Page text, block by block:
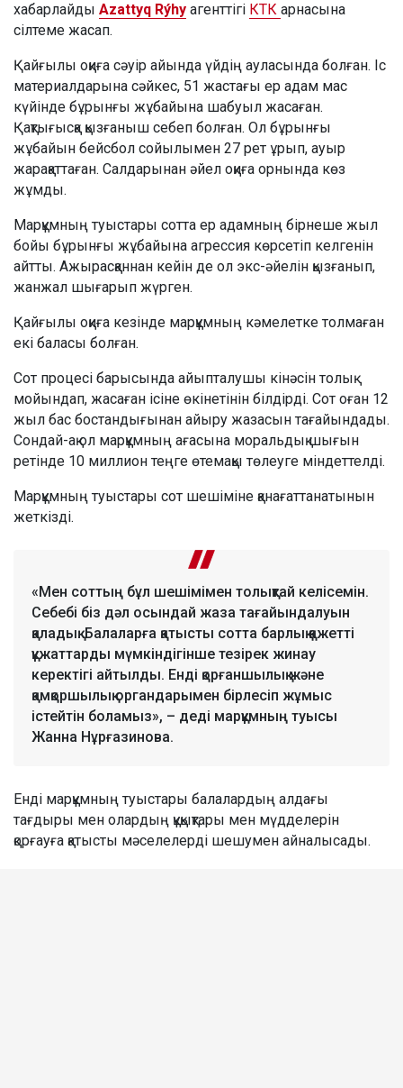
хабарлайды Azattyq Rýhy агенттігі КТК арнасына
сілтеме жасап.
Қайғылы оқиға сәуір айында үйдің ауласында болған. Іс
материалдарына сәйкес, 51 жастағы ер адам мас
күйінде бұрынғы жұбайына шабуыл жасаған.
Қақтығысқа қызғаныш себеп болған. Ол бұрынғы
жұбайын бейсбол сойылымен 27 рет ұрып, ауыр
жарақаттаған. Салдарынан әйел оқиға орнында көз
жұмды.
Марқұмның туыстары сотта ер адамның бірнеше жыл
бойы бұрынғы жұбайына агрессия көрсетіп келгенін
айтты. Ажырасқаннан кейін де ол экс-әйелін қызғанып,
жанжал шығарып жүрген.
Қайғылы оқиға кезінде марқұмның кәмелетке толмаған
екі баласы болған.
Сот процесі барысында айыпталушы кінәсін толық
мойындап, жасаған ісіне өкінетінін білдірді. Сот оған 12
жыл бас бостандығынан айыру жазасын тағайындады.
Сондай-ақ ол марқұмның ағасына моральдық шығын
ретінде 10 миллион теңге өтемақы төлеуге міндеттелді.
Марқұмның туыстары сот шешіміне қанағаттанатынын
жеткізді.
«Мен соттың бұл шешімімен толықтай келісемін.
Себебі біз дәл осындай жаза тағайындалуын
қаладық. Балаларға қатысты сотта барлық қажетті
құжаттарды мүмкіндігінше тезірек жинау
керектігі айтылды. Енді қорғаншылық және
қамқоршылық органдарымен бірлесіп жұмыс
істейтін боламыз», – деді марқұмның туысы
Жанна Нұрғазинова.
Енді марқұмның туыстары балалардың алдағы
тағдыры мен олардың құқықтары мен мүдделерін
қорғауға қатысты мәселелерді шешумен айналысады.